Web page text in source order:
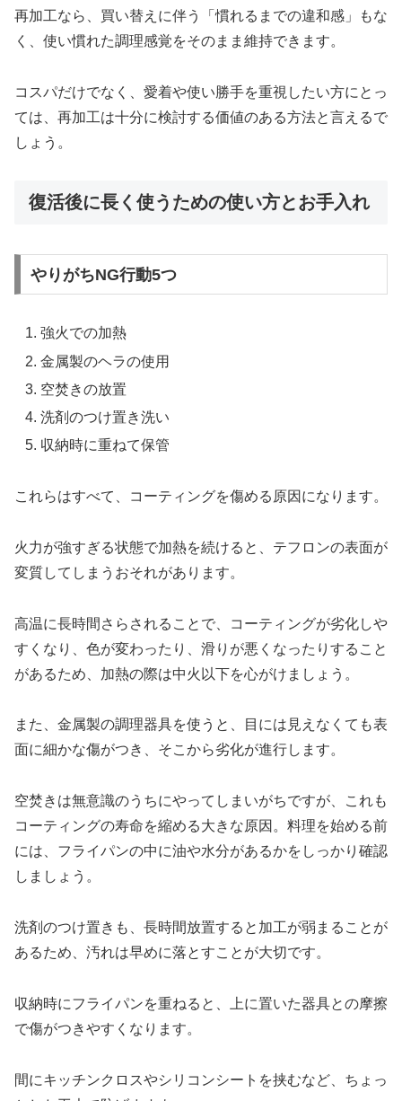
再加工なら、買い替えに伴う「慣れるまでの違和感」もな
く、使い慣れた調理感覚をそのまま維持できます。
コスパだけでなく、愛着や使い勝手を重視したい方にとっ
ては、再加工は十分に検討する価値のある方法と言えるで
しょう。
復活後に長く使うための使い方とお手入れ
やりがちNG行動5つ
強火での加熱
金属製のヘラの使用
空焚きの放置
洗剤のつけ置き洗い
収納時に重ねて保管
これらはすべて、コーティングを傷める原因になります。
火力が強すぎる状態で加熱を続けると、テフロンの表面が
変質してしまうおそれがあります。
高温に長時間さらされることで、コーティングが劣化しや
すくなり、色が変わったり、滑りが悪くなったりすること
があるため、加熱の際は中火以下を心がけましょう。
また、金属製の調理器具を使うと、目には見えなくても表
面に細かな傷がつき、そこから劣化が進行します。
空焚きは無意識のうちにやってしまいがちですが、これも
コーティングの寿命を縮める大きな原因。料理を始める前
には、フライパンの中に油や水分があるかをしっかり確認
しましょう。
洗剤のつけ置きも、長時間放置すると加工が弱まることが
あるため、汚れは早めに落とすことが大切です。
収納時にフライパンを重ねると、上に置いた器具との摩擦
で傷がつきやすくなります。
間にキッチンクロスやシリコンシートを挟むなど、ちょっ